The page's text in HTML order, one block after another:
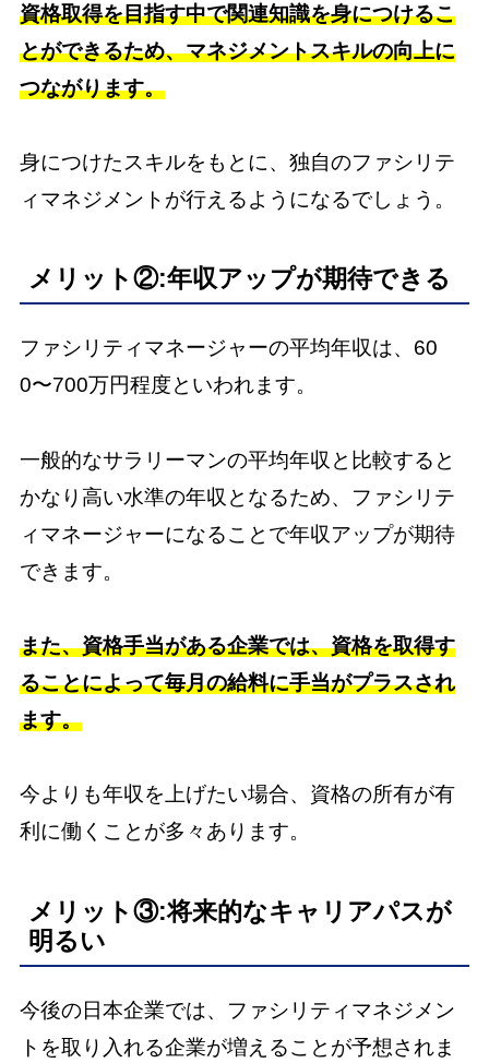
資格取得を目指す中で関連知識を身につけるこ
とができるため、マネジメントスキルの向上に
つながります。
身につけたスキルをもとに、独自のファシリテ
ィマネジメントが行えるようになるでしょう。
メリット②:年収アップが期待できる
ファシリティマネージャーの平均年収は、60
0〜700万円程度といわれます。
一般的なサラリーマンの平均年収と比較すると
かなり高い水準の年収となるため、ファシリテ
ィマネージャーになることで年収アップが期待
できます。
また、資格手当がある企業では、資格を取得す
ることによって毎月の給料に手当がプラスされ
ます。
今よりも年収を上げたい場合、資格の所有が有
利に働くことが多々あります。
メリット③:将来的なキャリアパスが
明るい
今後の日本企業では、ファシリティマネジメン
トを取り入れる企業が増えることが予想されま